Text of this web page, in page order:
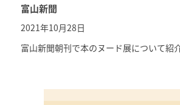
富山新聞
2021年10月28日
富山新聞朝刊で本のヌード展について紹